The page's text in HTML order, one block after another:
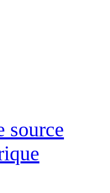
source